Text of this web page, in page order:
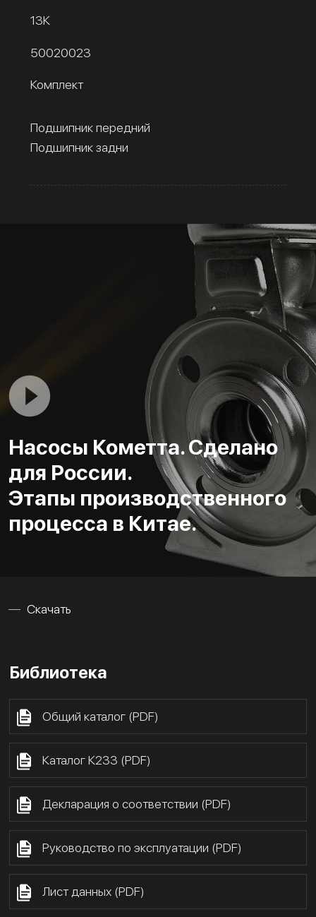
13К
50020023
Комплект
Подшипник передний
Подшипник задни
Насосы Кометта. Сделано
для России.
Этапы производственного
процесса в Китае.
Скачать
Библиотека
Общий каталог (PDF)
Каталог К233 (PDF)
Декларация о соответствии (PDF)
Руководство по эксплуатации (PDF)
Лист данных (PDF)